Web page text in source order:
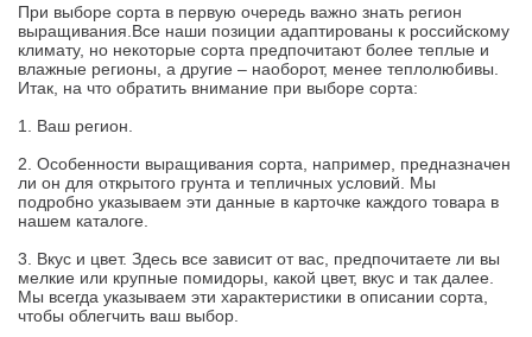
При выборе сорта в первую очередь важно знать регион
выращивания.Все наши позиции адаптированы к российскому
климату, но некоторые сорта предпочитают более теплые и
влажные регионы, а другие – наоборот, менее теплолюбивы.
Итак, на что обратить внимание при выборе сорта:
1. Ваш регион.
2. Особенности выращивания сорта, например, предназначен
ли он для открытого грунта и тепличных условий. Мы
подробно указываем эти данные в карточке каждого товара в
нашем каталоге.
3. Вкус и цвет. Здесь все зависит от вас, предпочитаете ли вы
мелкие или крупные помидоры, какой цвет, вкус и так далее.
Мы всегда указываем эти характеристики в описании сорта,
чтобы облегчить ваш выбор.